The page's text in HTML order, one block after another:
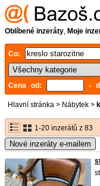
Oblíbené inzeráty, Moje
Co:
Cena od:
-
Hlavní stránka > Nábytek >
1-20 inzerátů z 83
Nové inzeráty e-mailem